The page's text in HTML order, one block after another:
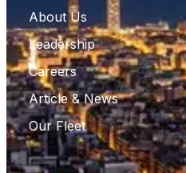
About Us
Leadership
Careers
Article & News
Our Fleet